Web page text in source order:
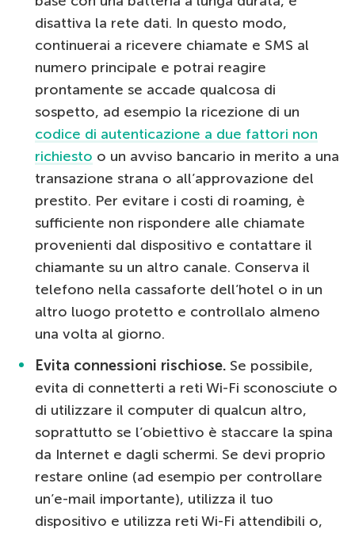
disattiva la rete dati. In questo modo,
continuerai a ricevere chiamate e SMS al
numero principale e potrai reagire
prontamente se accade qualcosa di
sospetto, ad esempio la ricezione di un
codice di autenticazione a due fattori non
richiesto o un avviso bancario in merito a una
transazione strana o all’approvazione del
prestito. Per evitare i costi di roaming, è
sufficiente non rispondere alle chiamate
provenienti dal dispositivo e contattare il
chiamante su un altro canale. Conserva il
telefono nella cassaforte dell’hotel o in un
altro luogo protetto e controllalo almeno
una volta al giorno.
Evita connessioni rischiose. Se possibile,
evita di connetterti a reti Wi-Fi sconosciute o
di utilizzare il computer di qualcun altro,
soprattutto se l’obiettivo è staccare la spina
da Internet e dagli schermi. Se devi proprio
restare online (ad esempio per controllare
un’e-mail importante), utilizza il tuo
dispositivo e utilizza reti Wi-Fi attendibili o,